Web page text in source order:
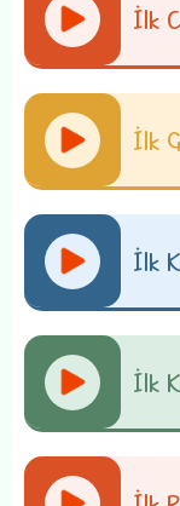
İlk
İlk
İlk
İlk